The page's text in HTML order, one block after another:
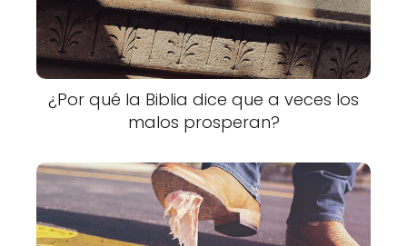
¿Por qué la Biblia dice que a veces los
malos prosperan?